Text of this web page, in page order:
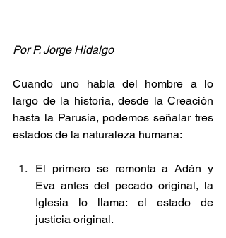
Por P. Jorge Hidalgo
Cuando uno habla del hombre a lo
largo de la historia, desde la Creación
hasta la Parusía, podemos señalar tres
estados de la naturaleza humana:
El primero se remonta a Adán y
Eva antes del pecado original, la
Iglesia lo llama: el estado de
justicia original.